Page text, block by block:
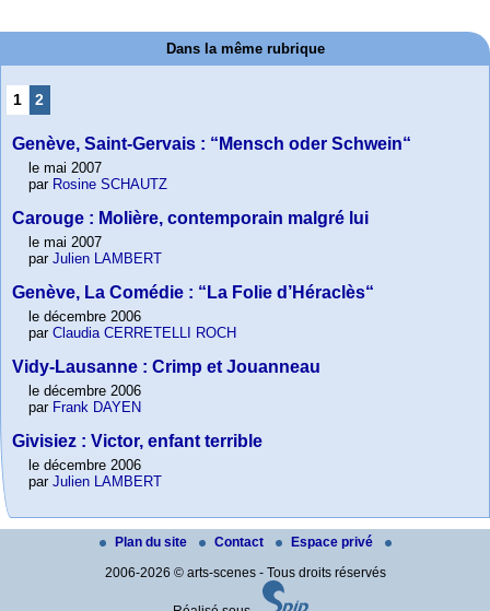
Dans la même rubrique
1 2
Genève, Saint-Gervais : “Mensch oder Schwein“
le mai 2007
par Rosine SCHAUTZ
Carouge : Molière, contemporain malgré lui
le mai 2007
par Julien LAMBERT
Genève, La Comédie : “La Folie d’Héraclès“
le décembre 2006
par Claudia CERRETELLI ROCH
Vidy-Lausanne : Crimp et Jouanneau
le décembre 2006
par Frank DAYEN
Givisiez : Victor, enfant terrible
le décembre 2006
par Julien LAMBERT
Plan du site Contact
Espace privé
2006-2026 © arts-scenes - Tous droits réservés